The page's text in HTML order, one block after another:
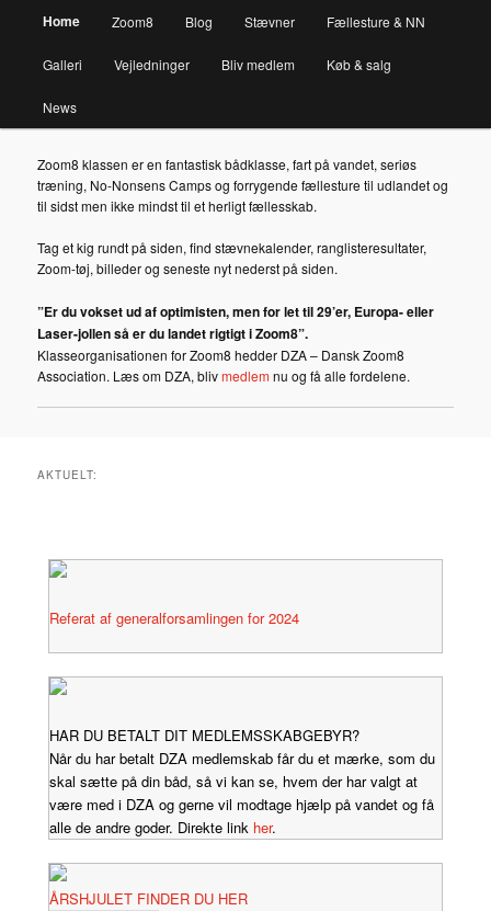
Skip
to
primary
content
Home Zoom8 Blog Stævner Fællesture & NN
Galleri Vejledninger Bliv medlem Køb & salg
News
Zoom8 klassen er en fantastisk bådklasse, fart på vandet, seriøs
træning, No-Nonsens Camps og forrygende fællesture til udlandet og
til sidst men ikke mindst til et herligt fællesskab.
Tag et kig rundt på siden, find stævnekalender, ranglisteresultater,
Zoom-tøj, billeder og seneste nyt nederst på siden.
”Er du vokset ud af optimisten, men for let til 29’er, Europa- eller
Laser-jollenså er du landet rigtigt i Zoom8”.
Klasseorganisationen for Zoom8 hedder DZA – Dansk Zoom8
Association. Læs om DZA, blivmedlemnu og få alle fordelene.
AKTUELT:
Referat af generalforsamlingen for 2024
HAR DU BETALT DIT MEDLEMSSKABGEBYR?
Når du har betalt DZA medlemskab får du et mærke, som du
skal sætte på din båd, så vi kan se, hvem der har valgt at
være med i DZA og gerne vil modtage hjælp på vandet og få
alle de andre goder. Direkte link her.
ÅRSHJULET FINDER DU HER